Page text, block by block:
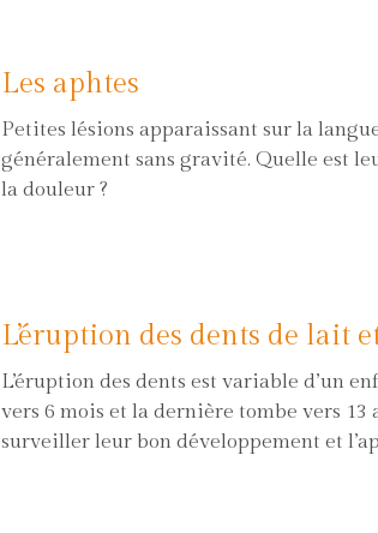
Les aphtes
Petites lésions apparaissant sur la
généralement sans gravité. Quelle est
la douleur ?
L’éruption des dents de lait
L’éruption des dents est variable d’un
vers 6 mois et la dernière tombe vers
surveiller leur bon développement et